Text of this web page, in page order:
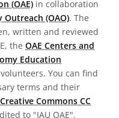
(OAE) in collaboration
(OAO). The
written and reviewed
the OAE Centers and
Education
You can find
terms and their
Creative Commons CC
to "IAU OAE".